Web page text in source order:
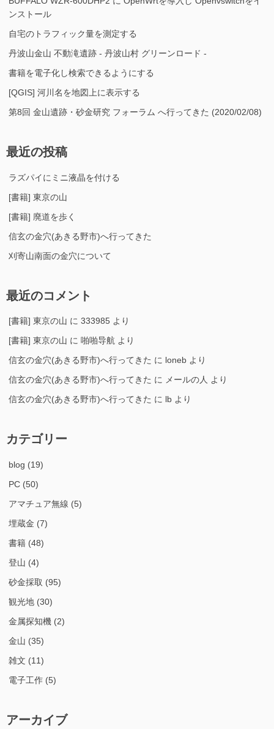
ンストール
自宅のトラフィック量を測定する
丹波山金山 不動滝遺跡 - 丹波山村 グリーンロード -
書籍を電子化し検索できるようにする
[QGIS] 河川名を地図上に表示する
第8回 金山遺跡・砂金研究 フォーラム へ行ってきた (2020/02/08)
最近の投稿
ラズパイにミニ液晶を付ける
[書籍] 東京の山
[書籍] 廃道を歩く
信玄の金穴(あきる野市)へ行ってきた
刈寄山南面の金穴について
最近のコメント
[書籍] 東京の山 に 333985 より
[書籍] 東京の山 に 啪啪导航 より
信玄の金穴(あきる野市)へ行ってきた に loneb より
信玄の金穴(あきる野市)へ行ってきた に メールの人 より
信玄の金穴(あきる野市)へ行ってきた に lb より
カテゴリー
blog (19)
PC (50)
アマチュア無線 (5)
埋蔵金 (7)
書籍 (48)
登山 (4)
砂金採取 (95)
観光地 (30)
金属探知機 (2)
金山 (35)
雑文 (11)
電子工作 (5)
アーカイブ